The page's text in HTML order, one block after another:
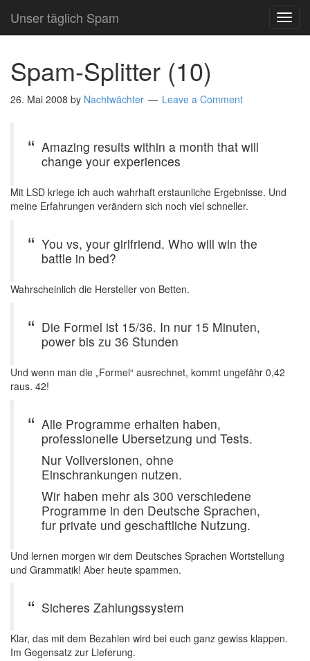
Unser täglich Spam
Spam-Splitter (10)
26. Mai 2008 by Nachtwächter Leave a Comment
Amazing results within a month that will
change your experiences
Mit LSD kriege ich auch wahrhaft erstaunliche Ergebnisse. Und
meine Erfahrungen verändern sich noch viel schneller.
You vs, your girlfriend. Who will win the
battle in bed?
Wahrscheinlich die Hersteller von Betten.
Die Formel ist 15/36. In nur 15 Minuten,
power bis zu 36 Stunden
Und wenn man die „Formel“ ausrechnet, kommt ungefähr 0,42
raus. 42!
Alle Programme erhalten haben,
professionelle Ubersetzung und Tests.
Nur Vollversionen, ohne
Einschrankungen nutzen.
Wir haben mehr als 300 verschiedene
Programme in den Deutsche Sprachen,
fur private und geschaftliche Nutzung.
Und lernen morgen wir dem Deutsches Sprachen Wortstellung
und Grammatik! Aber heute spammen.
Sicheres Zahlungssystem
Klar, das mit dem Bezahlen wird bei euch ganz gewiss klappen.
Im Gegensatz zur Lieferung.